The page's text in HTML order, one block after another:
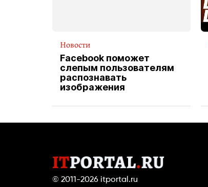
Новости
Facebook поможет
слепым пользователям
распознавать
изображения
© 2011-2026 itportal.ru